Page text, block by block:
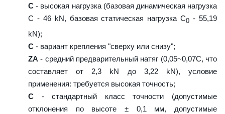
C - высокая нагрузка (базовая динамическая нагрузка
C - 46 kN, базовая статическая нагрузка С0 - 55,19
kN);
C - вариант крепления "сверху или снизу";
ZA - средний предварительный натяг (0,05~0,07C, что
составляет от 2,3 kN до 3,22 kN), условие
применения: требуется высокая точность;
C - стандартный класс точности (допустимые
отклонения по высоте ± 0,1 мм, допустимые